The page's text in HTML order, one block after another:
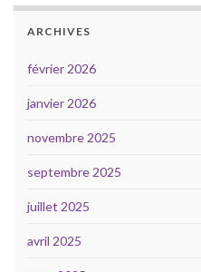
ARCHIVES
février 2026
janvier 2026
novembre 2025
septembre 2025
juillet 2025
avril 2025